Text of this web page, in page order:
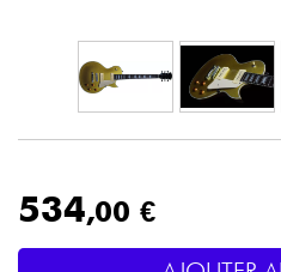
Micros & HF
Eclairage
534,00 €